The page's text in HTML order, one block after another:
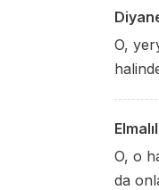
O,
O, o
da